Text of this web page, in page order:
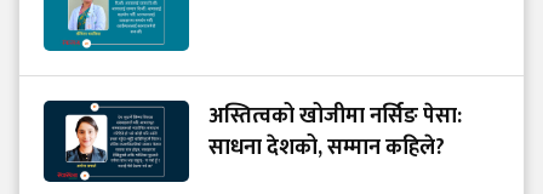
अस्तित्वको खोजीमा नर्सिङ पेसा:
साधना देशको, सम्मान कहिले?